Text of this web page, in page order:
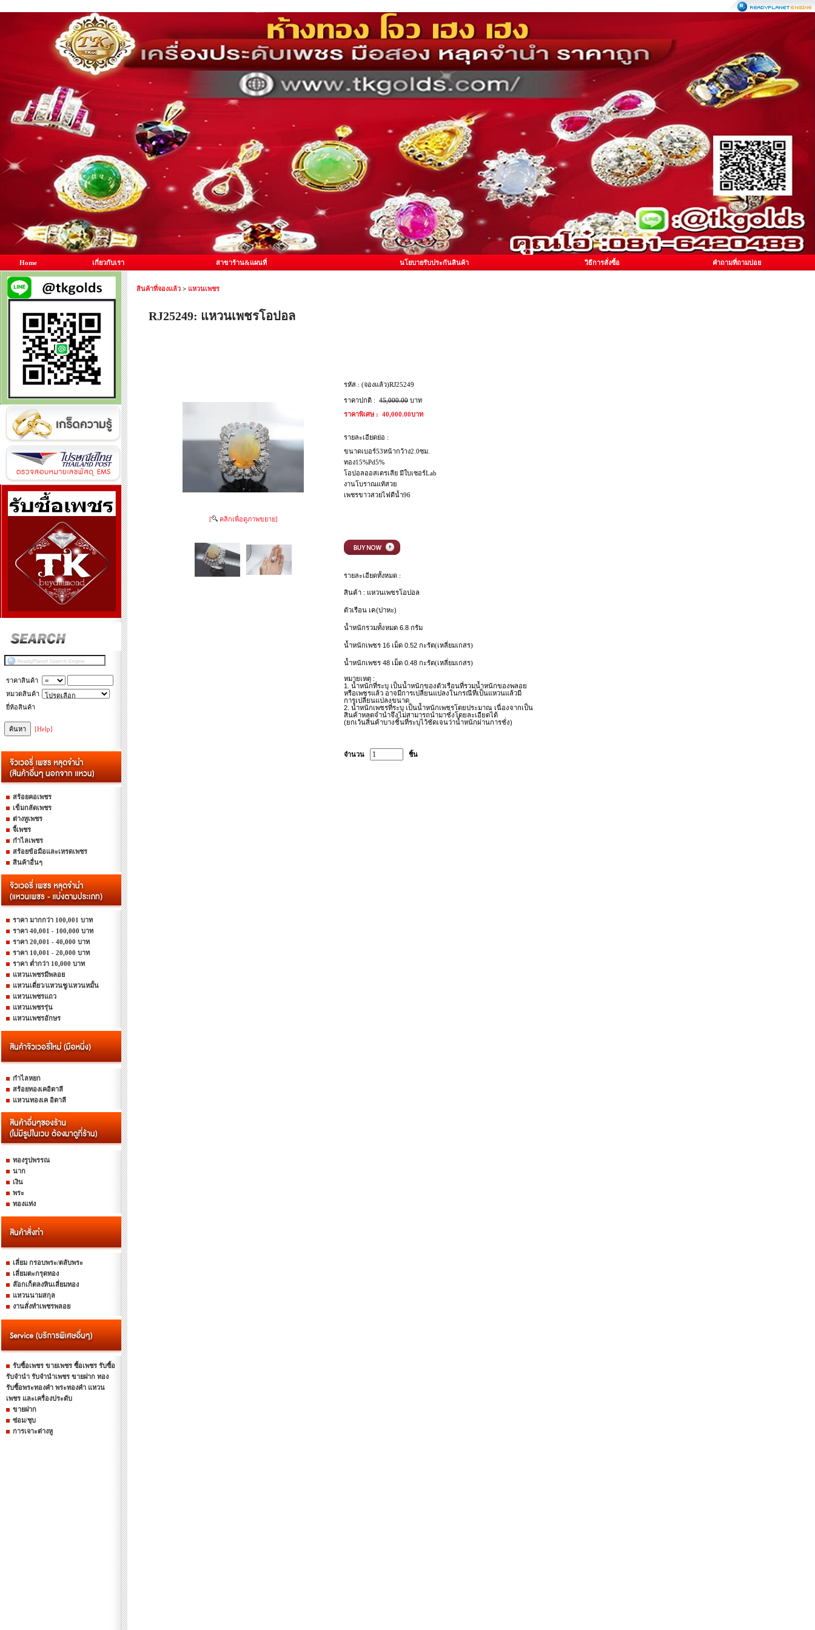
Home เกี่ยวกับเรา สาขาร้าน&แผนที่ นโยบายรับประกันสินค้า วิธีการสั่งซื้อ คำถามที่ถามบ่อย
ราคาสินค้า
หมวดสินค้า
ยี่ห้อสินค้า
[Help]
สร้อยคอเพชร
เข็มกลัดเพชร
ต่างหูเพชร
จี้เพชร
กำไลเพชร
สร้อยข้อมือและเหรดเพชร
สินค้าอื่นๆ
ราคา มากกว่า 100,001 บาท
ราคา 40,001 - 100,000 บาท
ราคา 20,001 - 40,000 บาท
ราคา 10,001 - 20,000 บาท
ราคา ต่ำกว่า 10,000 บาท
แหวนเพชรมีพลอย
แหวนเดี่ยว/แหวนชู/แหวนหมั้น
แหวนเพชรแถว
แหวนเพชรรุ่น
แหวนเพชรอักษร
กำไลหยก
สร้อยทองเคอิตาลี
แหวนทองเค อิตาลี
ทองรูปพรรณ
นาก
เงิน
พระ
ทองแท่ง
เลี่ยม กรอบพระ/ตลับพระ
เลี่ยมตะกรุดทอง
ล๊อกเก็ตลงหินเลี่ยมทอง
แหวนนามสกุล
งานสั่งทำเพชรพลอย
รับซื้อเพชร ขายเพชร ซื้อเพชร รับซื้อ
รับจำนำ รับจำนำเพชร ขายฝาก ทอง
รับซื้อพระทองคำ พระทองคำ แหวน
เพชร และเครื่องประดับ
ขายฝาก
ซ่อม/ชุบ
การเจาะต่างหู
สินค้าที่จองแล้ว > แหวนเพชร
RJ25249: แหวนเพชรโอปอล
[ คลิกเพื่อดูภาพขยาย]
รหัส : (จองแล้ว)RJ25249
ราคาปกติ : 45,000.00 บาท
ราคาพิเศษ : 40,000.00บาท
รายละเอียดย่อ :
ขนาดเบอร์53หน้ากว้าง2.0ซม.
ทอง15%Pd5%
โอปอลออสเตรเลีย มีใบเซอร์Lab
งานโบราณแท้สวย
เพชรขาวสวยไฟดีน้ำ96
รายละเอียดทั้งหมด :
สินค้า : แหวนเพชรโอปอล
ตัวเรือน เค(ปาหะ)
น้ำหนักรวมทั้งหมด 6.8 กรัม
น้ำหนักเพชร 16 เม็ด 0.52 กะรัต(เหลี่ยมเกสร)
น้ำหนักเพชร 48 เม็ด 0.48 กะรัต(เหลี่ยมเกสร)
หมายเหตุ :
1. น้ำหนักที่ระบุ เป็นน้ำหนักของตัวเรือนที่รวมน้ำหนักของพลอย
หรือเพชรแล้ว อาจมีการเปลี่ยนแปลงในกรณีที่เป็นแหวนแล้วมี
การเปลี่ยนแปลงขนาด
2. น้ำหนักเพชรที่ระบุ เป็นน้ำหนักเพชรโดยประมาณ เนื่องจากเป็น
สินค้าหลุดจำนำจึงไม่สามารถนำมาชั่งโดยละเอียดได้
(ยกเว้นสินค้าบางชิ้นที่ระบุไว้ชัดเจนว่าน้ำหนักผ่านการชั่ง)
จำนวน ชิ้น